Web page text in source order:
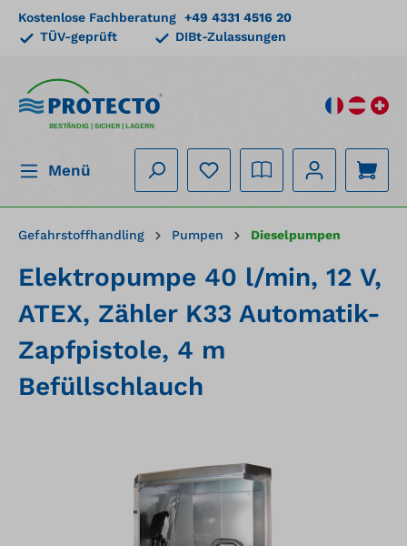
springen
Kostenlose Fachberatung +49 4331 4516 20
TÜV-geprüft
DIBt-Zulassungen
BESTÄNDIG | SICHER | LAGERN
Menü
Gefahrstoffhandling Pumpen Dieselpumpen
Elektropumpe 40 l/min, 12 V,
ATEX, Zähler K33 Automatik-
Zapfpistole, 4 m
Befüllschlauch